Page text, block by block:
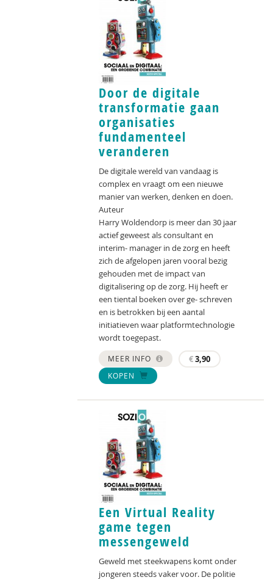
Door de digitale
transformatie gaan
organisaties
fundamenteel
veranderen
De digitale wereld van vandaag is
complex en vraagt om een nieuwe
manier van werken, denken en doen.
Auteur
Harry Woldendorp is meer dan 30 jaar
actief geweest als consultant en
interim- manager in de zorg en heeft
zich de afgelopen jaren vooral bezig
gehouden met de impact van
digitalisering op de zorg. Hij heeft er
een tiental boeken over ge- schreven
en is betrokken bij een aantal
initiatieven waar platformtechnologie
wordt toegepast.
MEER INFO €3,90
KOPEN
Een Virtual Reality
game tegen
messengeweld
Geweld met steekwapens komt onder
jongeren steeds vaker voor. De politie